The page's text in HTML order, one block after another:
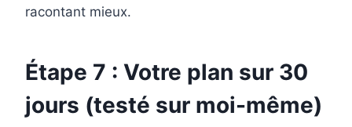
racontant mieux.
Étape 7 : Votre plan sur 30
jours (testé sur moi-même)